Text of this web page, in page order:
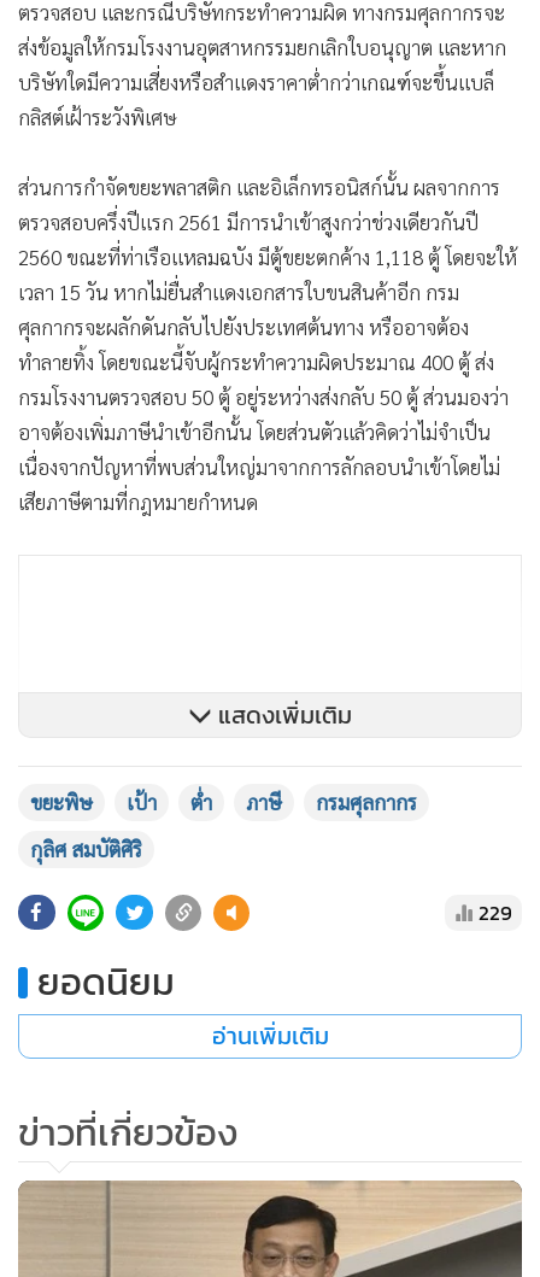
ตรวจสอบ และกรณีบริษัทกระทำความผิด ทางกรมศุลกากรจะ
ส่งข้อมูลให้กรมโรงงานอุตสาหกรรมยกเลิกใบอนุญาต และหาก
บริษัทใดมีความเสี่ยงหรือสำแดงราคาต่ำกว่าเกณฑ์จะขึ้นแบล็
กลิสต์เฝ้าระวังพิเศษ
ส่วนการกำจัดขยะพลาสติก และอิเล็กทรอนิสก์นั้น ผลจากการ
ตรวจสอบครึ่งปีแรก 2561 มีการนำเข้าสูงกว่าช่วงเดียวกันปี
2560 ขณะที่ท่าเรือแหลมฉบัง มีตู้ขยะตกค้าง 1,118 ตู้ โดยจะให้
เวลา 15 วัน หากไม่ยื่นสำแดงเอกสารใบขนสินค้าอีก กรม
ศุลกากรจะผลักดันกลับไปยังประเทศต้นทาง หรืออาจต้อง
ทำลายทิ้ง โดยขณะนี้จับผู้กระทำความผิดประมาณ 400 ตู้ ส่ง
กรมโรงงานตรวจสอบ 50 ตู้ อยู่ระหว่างส่งกลับ 50 ตู้ ส่วนมองว่า
อาจต้องเพิ่มภาษีนำเข้าอีกนั้น โดยส่วนตัวแล้วคิดว่าไม่จำเป็น
เนื่องจากปัญหาที่พบส่วนใหญ่มาจากการลักลอบนำเข้าโดยไม่
เสียภาษีตามที่กฎหมายกำหนด
นอกจากนี้ นายกุลิศ ยังกล่าวเพิ่มเติมด้วยว่า เนื่องจากวันที่ 4
ก.ค. ที่ผ่านมา เป็นวันคล้ายวันสถาปนากรมศุลกากรครบรอบ
ข้าราชการ พนักงาน และลูกจ้าง กรมศุลกากร ได้ร่วมกันบริจาค
ทุนทรัพย์ไถ่ชีวิตโค-กระบือ ณ โรงฆ่าสัตว์เทศบาลเมืองปทุมธานี
จำนวน 45 ตัว เป็นเงิน 1.3 ล้านบาท เพื่อใช้ในโครงการธนาคาร
โค-กระบือ เพื่อเกษตรกรตามพระราชดำริ โดยในวันที่ 4 ก.ค. ซึ่ง
เป็นวันคล้ายวันสถาปนากรมศุลกากร จึงได้มีการจัดพิธีการทาง
แสดงเพิ่มเติม
ขยะพิษ เป้า ต่ำ ภาษี
กรมศุลกากร
กุลิศ สมบัติศิริ
229
ยอดนิยม
อ่านเพิ่มเติม
ข่าวที่เกี่ยวข้อง